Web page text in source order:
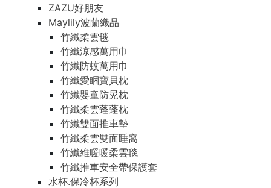
ZAZU好朋友
Maylily波蘭織品
竹纖柔雲毯
竹纖涼感萬用巾
竹纖防蚊萬用巾
竹纖愛睏寶貝枕
竹纖嬰童防晃枕
竹纖柔雲蓬蓬枕
竹纖雙面推車墊
竹纖柔雲雙面睡窩
竹纖維暖暖柔雲毯
竹纖推車安全帶保護套
水杯.保冷杯系列